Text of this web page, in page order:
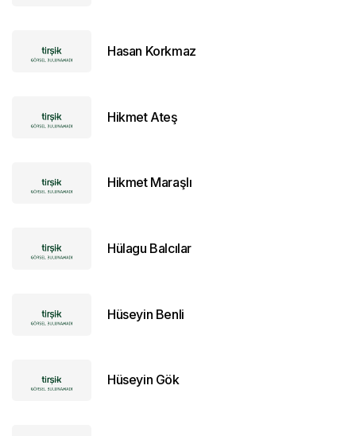
Hasan Korkmaz
Hikmet Ateş
Hikmet Maraşlı
Hülagu Balcılar
Hüseyin Benli
Hüseyin Gök